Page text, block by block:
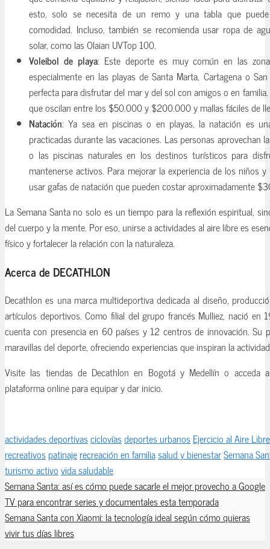
esto, solo se necesita de un remo y una tabla que
comodidad. Incluso, también se recomienda usar ropa de
solar, como las Olaian UVTop 100.
Voleibol de playa: Este deporte es muy común en las
especialmente en las playas de Santa Marta, Cartagena o
perfecta para disfrutar del mar y del sol con amigos o en
que oscilan entre los $50.000 y $200.000 y mallas fáciles de
Natación: Ya sea en piscinas o en playas, la natación es
practicadas durante las vacaciones. Las personas aprovechan
o las piscinas naturales en los destinos turísticos para
mantenerse activos. Para mejorar la experiencia de los niños
usar gafas de natación que pueden costar aproximadamente
La Semana Santa no solo es un tiempo para la reflexión espiritual,
del cuerpo y la mente. Por eso, unirse a actividades al aire libre es
físico y fortalecer la relación con la naturaleza.
Acerca de DECATHLON
Decathlon es una marca multideportiva dedicada al diseño,
artículos deportivos. Como filial del grupo francés Mulliez, nació en
cuenta con presencia en 60 países y 12 centros de innovación. Su
maravillas del deporte, ofreciendo experiencias que inspiran la
Visite las tiendas de Decathlon en Bogotá y Medellín o acceda
plataforma online para equipar y dar inicio.
actividades deportivasciclovíasdeportes urbanosEjercicio al Aire Libre
recreativospatinajerecreación en familiasalud y bienestarSemana
turismo activovida saludable
Semana Santa: así es cómo puede sacarle el mejor provecho a Google
TV para encontrar series y documentales esta temporada
Semana Santa con Xiaomi: la tecnología ideal según cómo quieras
vivir tus días libres